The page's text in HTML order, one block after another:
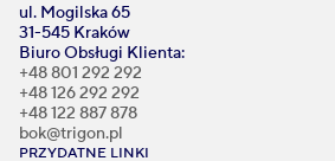
ul. Mogilska 65
31-545 Kraków
Biuro Obsługi Klienta:
+48 801 292 292
+48 126 292 292
+48 122 887 878
bok@trigon.pl
PRZYDATNE LINKI